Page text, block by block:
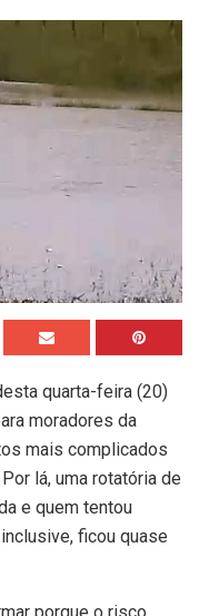
quarta-feira (20)
moradores da
mais complicados
lá, uma rotatória de
e quem tentou
ficou quase